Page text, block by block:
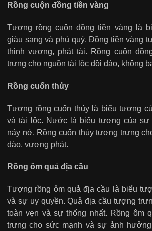
Rồng cuộn đồng tiền vàng
Tượng rồng cuộn đồng tiền vàng là
giàu sang và phú quý. Đồng tiền vàng
thịnh vượng, phát tài. Rồng cuộn
trưng cho nguồn tài lộc dồi dào, không
Rồng cuốn thủy
Tượng rồng cuốn thủy là biểu tượng
và tài lộc. Nước là biểu tượng của sự
nảy nở. Rồng cuốn thủy tượng trưng
dào, vượng phát.
Rồng ôm quả địa cầu
Tượng rồng ôm quả địa cầu là biểu
và sự uy quyền. Quả địa cầu tượng
toàn vẹn và sự thống nhất. Rồng ôm
trưng cho sức mạnh và sự ảnh